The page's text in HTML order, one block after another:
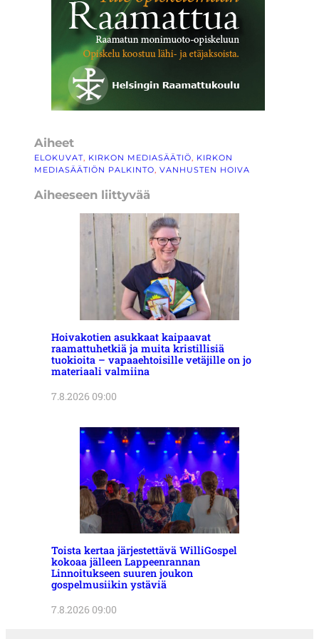
Aiheet
ELOKUVAT, KIRKON MEDIASÄÄTIÖ, KIRKON
MEDIASÄÄTIÖN PALKINTO, VANHUSTEN HOIVA
Aiheeseen liittyvää
Hoivakotien asukkaat kaipaavat
raamattuhetkiä ja muita kristillisiä
tuokioita – vapaaehtoisille vetäjille on jo
materiaali valmiina
7.8.2026 09:00
Toista kertaa järjestettävä WilliGospel
kokoaa jälleen Lappeenrannan
Linnoitukseen suuren joukon
gospelmusiikin ystäviä
7.8.2026 09:00